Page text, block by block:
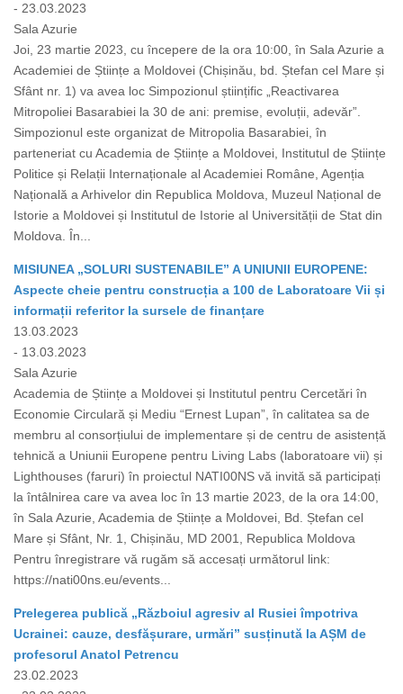
- 23.03.2023
Sala Azurie
Joi, 23 martie 2023, cu începere de la ora 10:00, în Sala Azurie a
Academiei de Științe a Moldovei (Chișinău, bd. Ștefan cel Mare și
Sfânt nr. 1) va avea loc Simpozionul științific „Reactivarea
Mitropoliei Basarabiei la 30 de ani: premise, evoluții, adevăr”.
Simpozionul este organizat de Mitropolia Basarabiei, în
parteneriat cu Academia de Științe a Moldovei, Institutul de Științe
Politice și Relații Internaționale al Academiei Române, Agenția
Națională a Arhivelor din Republica Moldova, Muzeul Național de
Istorie a Moldovei și Institutul de Istorie al Universității de Stat din
Moldova. În...
MISIUNEA „SOLURI SUSTENABILE” A UNIUNII EUROPENE:
Aspecte cheie pentru construcția a 100 de Laboratoare Vii și
informații referitor la sursele de finanțare
13.03.2023
- 13.03.2023
Sala Azurie
Academia de Științe a Moldovei și Institutul pentru Cercetări în
Economie Circulară și Mediu “Ernest Lupan”, în calitatea sa de
membru al consorțiului de implementare și de centru de asistență
tehnică a Uniunii Europene pentru Living Labs (laboratoare vii) și
Lighthouses (faruri) în proiectul NATI00NS vă invită să participați
la întâlnirea care va avea loc în 13 martie 2023, de la ora 14:00,
în Sala Azurie, Academia de Științe a Moldovei, Bd. Ștefan cel
Mare și Sfânt, Nr. 1, Chișinău, MD 2001, Republica Moldova
Pentru înregistrare vă rugăm să accesați următorul link:
https://nati00ns.eu/events...
Prelegerea publică „Războiul agresiv al Rusiei împotriva
Ucrainei: cauze, desfășurare, urmări” susținută la AȘM de
profesorul Anatol Petrencu
23.02.2023